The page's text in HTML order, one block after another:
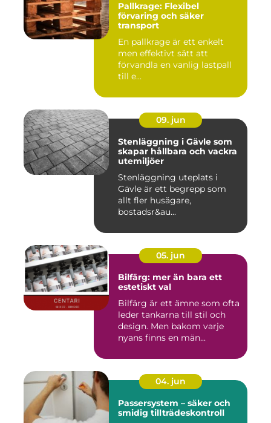
Pallkrage: Flexibel
förvaring och säker
transport
En pallkrage är ett enkelt
men effektivt sätt att
förvandla en vanlig lastpall
till e...
09. jun
Stenläggning i Gävle som
skapar hållbara och vackra
utemiljöer
Stenläggning uteplats i
Gävle är ett begrepp som
allt fler husägare,
bostadsr&au...
05. jun
Bilfärg: mer än bara ett
estetiskt val
Bilfärg är ett ämne som ofta
leder tankarna till stil och
design. Men bakom varje
nyans finns en män...
04. jun
Passersystem – säker och
smidig tillträdeskontroll